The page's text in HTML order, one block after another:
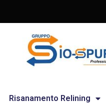
Risanamento Relining